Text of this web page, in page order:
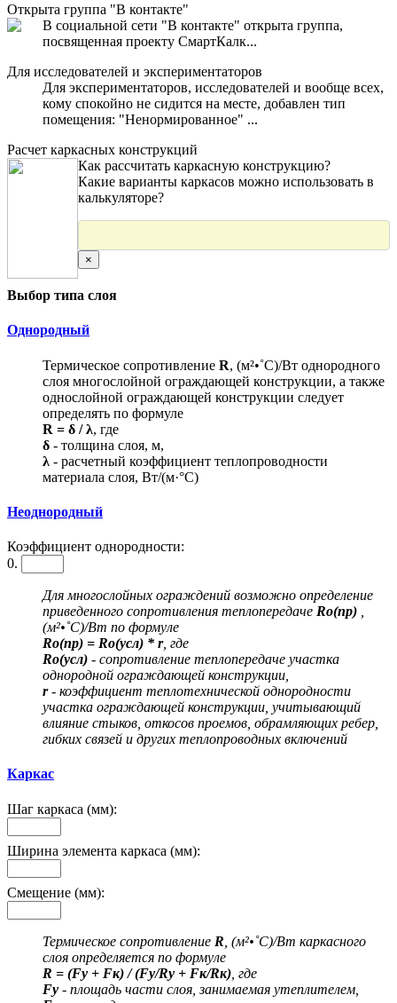
Открыта группа "В контакте"
В социальной сети "В контакте" открыта группа,
посвященная проекту СмартКалк...
Для исследователей и экспериментаторов
Для экспериментаторов, исследователей и вообще всех,
кому спокойно не сидится на месте, добавлен тип
помещения: "Ненормированное" ...
Расчет каркасных конструкций
Как рассчитать каркасную конструкцию?
Какие варианты каркасов можно использовать в
калькуляторе?
×
Выбор типа слоя
Однородный
Термическое сопротивление R, (м²•˚С)/Вт однородного
слоя многослойной ограждающей конструкции, а также
однослойной ограждающей конструкции следует
определять по формуле
R = δ / λ, где
δ - толщина слоя, м,
λ - расчетный коэффициент теплопроводности
материала слоя, Вт/(м·°С)
Неоднородный
Коэффициент однородности:
0.
Для многослойных ограждений возможно определение
приведенного сопротивления теплопередаче Ro(пр)
(м²•˚С)/Вт по формуле
Ro(пр) = Ro(усл) * r, где
Ro(усл) - сопротивление теплопередаче участка
однородной ограждающей конструкции,
r- коэффициент теплотехнической однородности
участка ограждающей конструкции, учитывающий
влияние стыков, откосов проемов, обрамляющих ребер,
гибких связей и других теплопроводных включений
Каркас
Шаг каркаса (мм):
Ширина элемента каркаса (мм):
Смещение (мм):
Термическое сопротивление R , (м²•˚С)/Вт каркасного
слоя определяется по формуле
R = (Fу + Fк) / (Fу/Rу + Fк/Rк) , где
Fу - площадь части слоя, занимаемая утеплителем,